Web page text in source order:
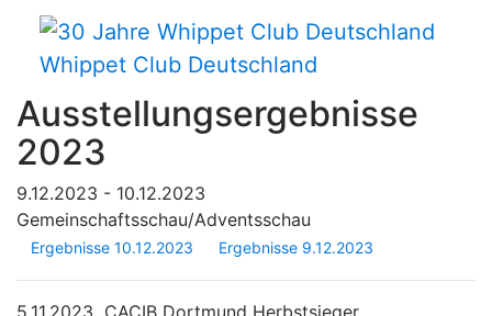
Whippet Club Deutschland
Ausstellungsergebnisse
2023
9.12.2023 - 10.12.2023
Gemeinschaftsschau/Adventsschau
Ergebnisse 10.12.2023 Ergebnisse 9.12.2023
5.11.2023 CACIB Dortmund Herbstsieger